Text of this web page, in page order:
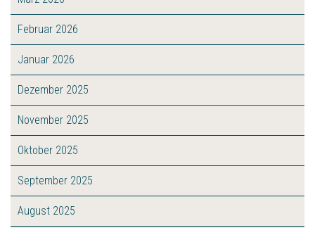
Februar 2026
Januar 2026
Dezember 2025
November 2025
Oktober 2025
September 2025
August 2025